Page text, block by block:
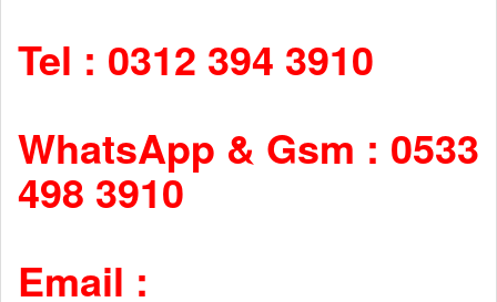
Tel : 0312 394 3910
WhatsApp & Gsm : 0533
498 3910
Email :